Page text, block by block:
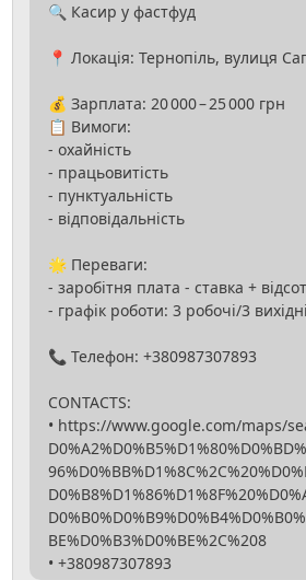
🔍 Касир у фастфуд
📍 Локація: Тернопіль, вулиця
💰 Зарплата: 20 000 – 25 000 грн
📋 Вимоги:
- охайність
- працьовитість
- пунктуальність
- відповідальність
🌟 Переваги:
- заробітня плата - ставка +
- графік роботи: 3 робочі/3 вихідні
📞 Телефон: +380987307893
CONTACTS:
• https://www.google.com/maps/
BE%D0%B3%D0%BE%2C%208